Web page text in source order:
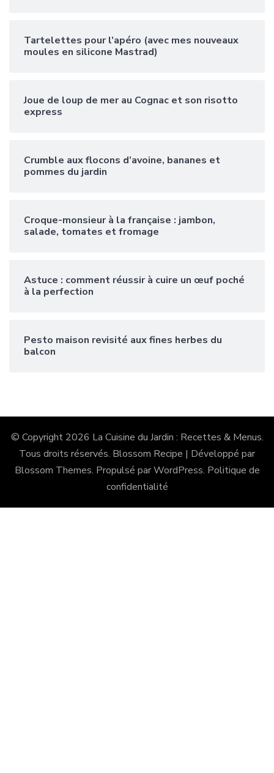
Tartelettes pour l’apéro (avec mes nouveaux
moules en silicone Mastrad)
Joue de loup de mer au Cognac et son risotto
express
Crumble aux flocons d’avoine, bananes et
pommes du jardin
Croque-monsieur à la française : jambon,
salade, tomates et fromage
Astuce : comment réussir à cuire un œuf poché
à la perfection
Pesto maison revisité aux fines herbes du
balcon
© Copyright 2026 La Cuisine du Jardin : Recettes & Menus.
Tous droits réservés. Blossom Recipe | Développé par
Blossom Themes. Propulsé parWordPress. Politique de
confidentialité